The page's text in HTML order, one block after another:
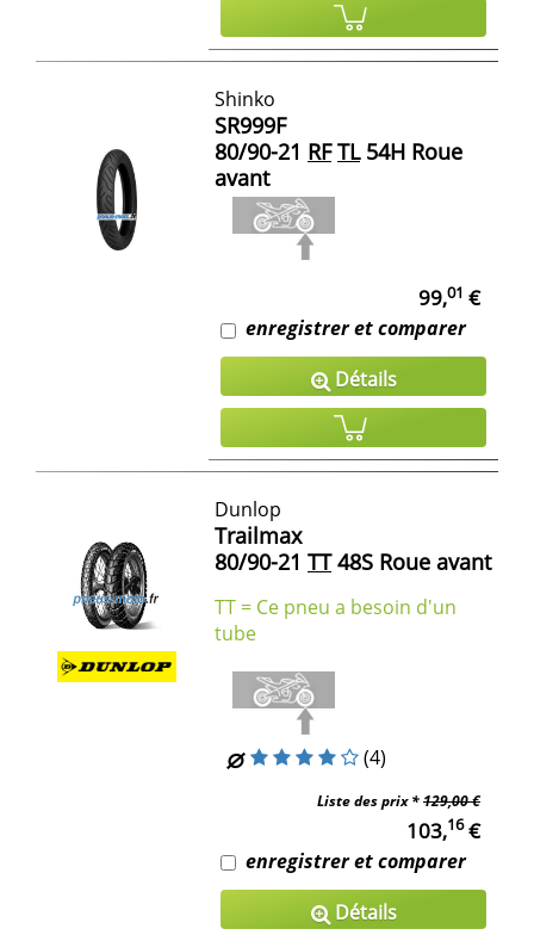
Shinko
SR999F
80/90-21 RF TL54H Roue
avant
99,01 €
enregistrer et comparer
Détails
Dunlop
Trailmax
80/90-21 TT48S Roue avant
TT = Ce pneu a besoin d'un
tube
(4)
Liste des prix *129,00 €
103,16€
enregistrer et comparer
Détails